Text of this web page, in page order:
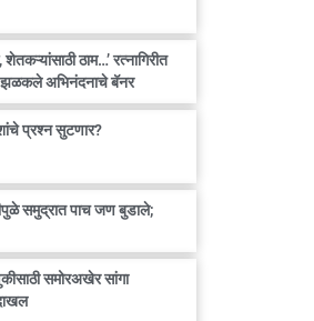
ठाम…’ रत्नागिरीत
झळकले अभिनंदनाचे बॅनर
प्रश्न सुटणार?
समुद्रात पाच जण बुडाले;
समोरअखेर सांगा